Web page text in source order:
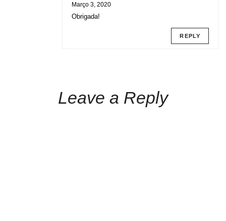
Março 3, 2020
Obrigada!
REPLY
Leave a Reply